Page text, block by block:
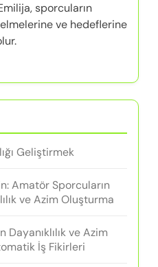
sporcuların
ve hedeflerine
Geliştirmek
Amatör Sporcuların
ve Azim Oluşturma
ve Azim
İş Fikirleri